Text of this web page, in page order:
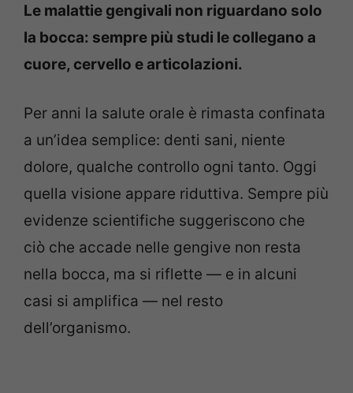
Le malattie gengivali non riguardano solo
la bocca: sempre più studi le collegano a
cuore, cervello e articolazioni.
Per anni la salute orale è rimasta confinata
a un’idea semplice: denti sani, niente
dolore, qualche controllo ogni tanto. Oggi
quella visione appare riduttiva. Sempre più
evidenze scientifiche suggeriscono che
ciò che accade nelle gengive non resta
nella bocca, ma si riflette — e in alcuni
casi si amplifica — nel resto
dell’organismo.